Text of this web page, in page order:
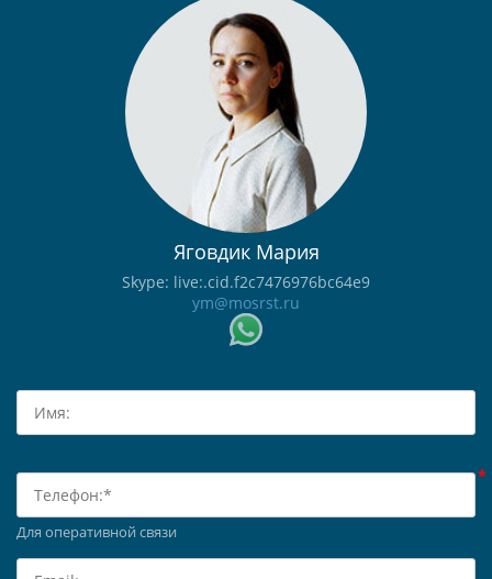
Яговдик Мария
Skype: live:.cid.f2c7476976bc64e9
ym@mosrst.ru
Для оперативной связи